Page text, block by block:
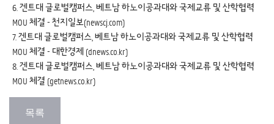
6. 겐트대 글로벌캠퍼스, 베트남 하노이공과대와 국제교류 및 산학협력
MOU 체결 - 천지일보(newscj.com)
7. 겐트대 글로벌캠퍼스, 베트남 하노이공과대와 국제교류 및 산학협력
MOU 체결 - 대한경제 (dnews.co.kr)
8. 겐트대 글로벌캠퍼스, 베트남 하노이공과대와 국제교류 및 산학협력
MOU 체결 (getnews.co.kr)